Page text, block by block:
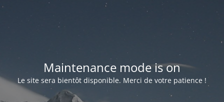
Maintenance mode is on
Le site sera bientôt disponible. Merci de votre patience !